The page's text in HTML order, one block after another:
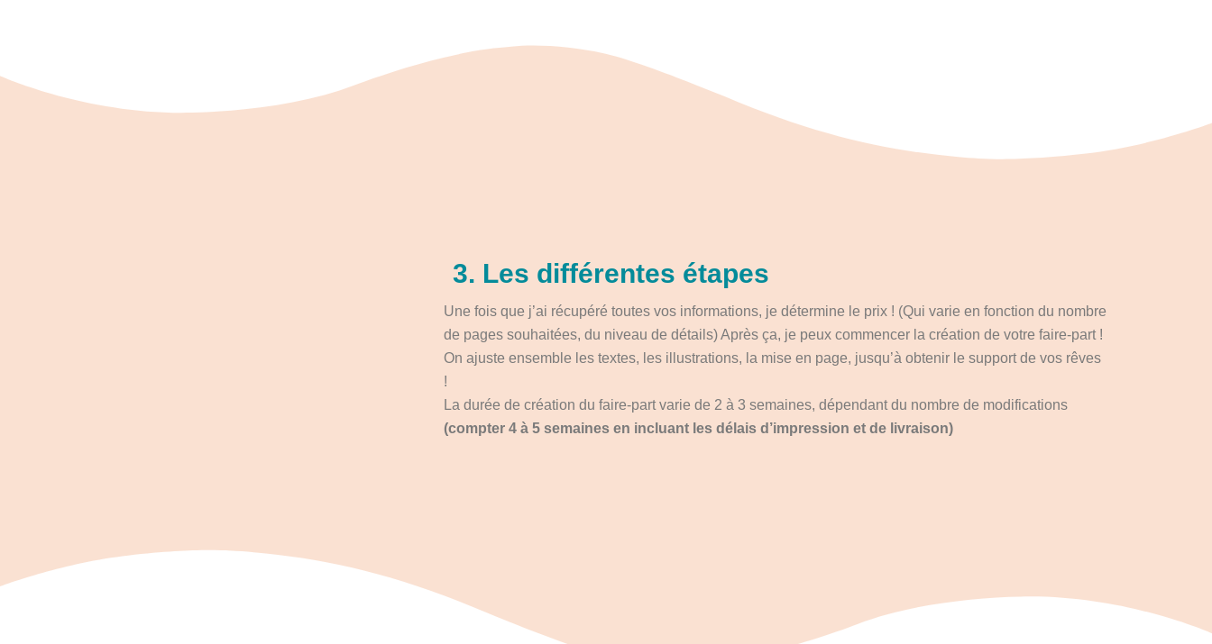
3. Les différentes étapes
Une fois que j’ai récupéré toutes vos informations, je détermine le prix ! (Qui varie en fonction du nombre
de pages souhaitées, du niveau de détails) Après ça, je peux commencer la création de votre faire-part !
On ajuste ensemble les textes, les illustrations, la mise en page, jusqu’à obtenir le support de vos rêves
!
La durée de création du faire-part varie de 2 à 3 semaines, dépendant du nombre de modifications
(compter 4 à 5 semaines en incluant les délais d’impression et de livraison)